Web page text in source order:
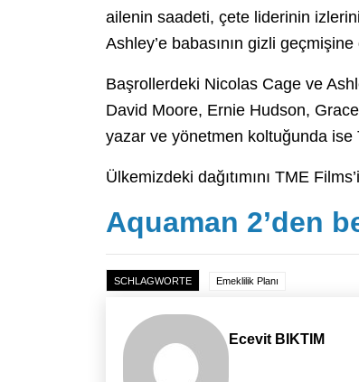
ailenin saadeti, çete liderinin
Ashley’e babasının gizli
Başrollerdeki Nicolas Cage ve
David Moore, Ernie Hudson,
yazar ve yönetmen koltuğunda ise
Ülkemizdeki dağıtımını TME
Aquaman 2’den
SCHLAGWORTE Emeklilik Planı
Ecevit BIKTIM